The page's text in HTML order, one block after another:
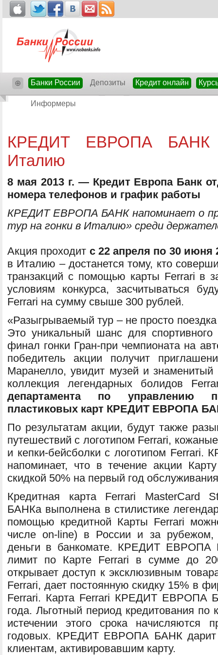
⊕ Банки России Депозиты Кредит онлайн
Информеры
КРЕДИТ ЕВРОПА БАНК
Италию
8 мая 2013 г. — Кредит Европа Банк
номера телефонов и график работы
КРЕДИТ ЕВРОПА БАНК напоминает о
тур на гонки в Италию» среди
Акция проходит с 22 апреля по 30 июня
в Италию – достанется тому, кто
транзакций с помощью карты Ferrari в
условиям конкурса, засчитываться
Ferrari на сумму свыше 300 рублей.
«Разыгрываемый тур – не просто
Это уникальный шанс для спортивного
финал гонки Гран-при чемпионата на
победитель акции получит
Маранелло, увидит музей и
коллекция легендарных болидов
департамента по управлению
пластиковых карт КРЕДИТ ЕВРОПА
По результатам акции, будут также
путешествий с логотипом Ferrari,
и кепки-бейсболки с логотипом
напоминает, что в течение акции
скидкой 50% на первый год
Кредитная карта Ferrari
БАНКа выполнена в стилистике
помощью кредитной Карты Ferrari
числе on-line) в России и за рубежом,
деньги в банкомате. КРЕДИТ ЕВРОПА
лимит по Карте Ferrari в сумме до
открывает доступ к эксклюзивным
Ferrari, дает постоянную скидку 15% в
Ferrari. Карта Ferrari КРЕДИТ ЕВРОПА
года. Льготный период кредитования
истечении этого срока начисляются
годовых. КРЕДИТ ЕВРОПА БАНК дарит
клиентам, активировавшим карту.